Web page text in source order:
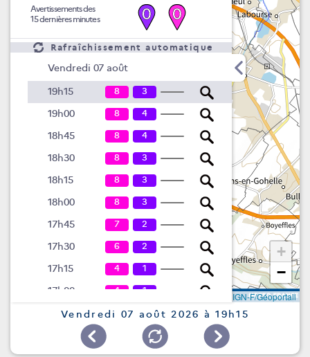
Avertissements des
15 dernières minutes
0 0
Rafraîchissement automatique
Vendredi 07 août
19h15 8 3
19h00 8 4
18h45 8 4
18h30 8 3
18h15 8 3
18h00 8 3
17h45 7 2
17h30 6 2
17h15 4 1
17h00 4 1
16h45
+
−
IGN-F/Géoportail
Vendredi 07 août 2026 à 19h15